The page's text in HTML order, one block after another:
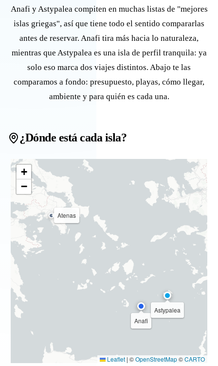
Anafi y Astypalea compiten en muchas listas de "mejores
islas griegas", así que tiene todo el sentido compararlas
antes de reservar. Anafi tira más hacia lo naturaleza,
mientras que Astypalea es una isla de perfil tranquila: ya
solo eso marca dos viajes distintos. Abajo te las
comparamos a fondo: presupuesto, playas, cómo llegar,
ambiente y para quién es cada una.
¿Dónde está cada isla?
Anafi
Astypalea
Atenas
+
−
Leaflet | ©OpenStreetMap©CARTO